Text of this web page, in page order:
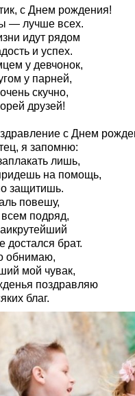
с Днем рождения!
— лучше всех.
идут рядом
и успех.
у девчонок,
у парней,
скучно,
друзей!
с Днем
я запомню:
лишь,
на помощь,
защитишь.
повешу,
подряд,
достался брат.
обнимаю,
мой чувак,
поздравляю
благ.